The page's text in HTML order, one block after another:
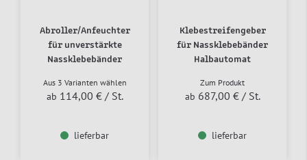
Abroller/Anfeuchter
für unverstärkte
Nassklebebänder
Aus 3 Varianten wählen
ab 114,00 € / St.
lieferbar
Klebestreifengeber
für Nassklebebänder
Halbautomat
Zum Produkt
ab 687,00 € / St.
lieferbar